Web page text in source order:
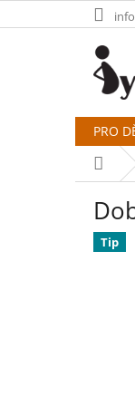
na
PRO
Tip